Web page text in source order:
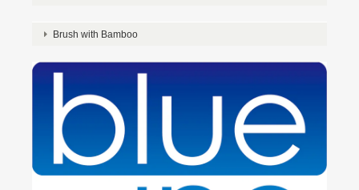
Brush with Bamboo